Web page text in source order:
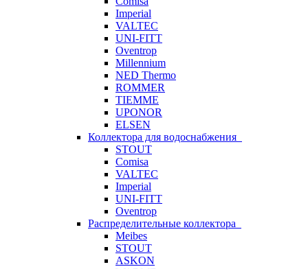
Imperial
VALTEC
UNI-FITT
Oventrop
Millennium
NED Thermo
ROMMER
TIEMME
UPONOR
ELSEN
Коллектора для водоснабжения
STOUT
Comisa
VALTEC
Imperial
UNI-FITT
Oventrop
Распределительные коллектора
Meibes
STOUT
ASKON